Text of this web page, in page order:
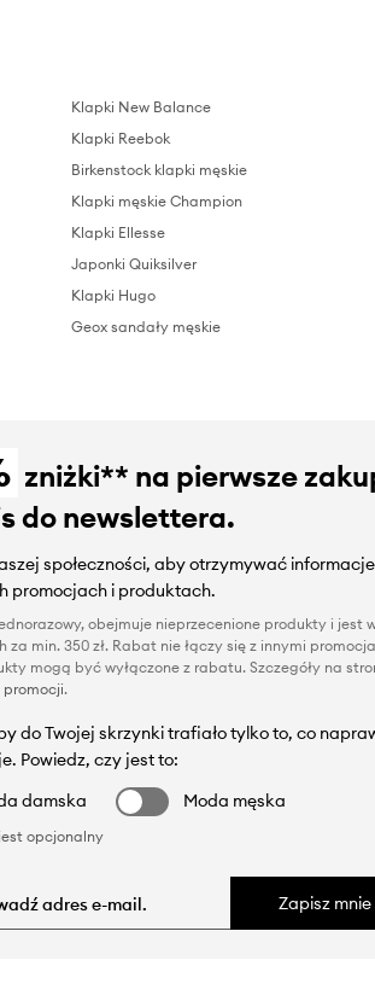
Klapki New Balance
Klapki Reebok
Birkenstock klapki męskie
Klapki męskie Champion
Klapki Ellesse
Japonki Quiksilver
Klapki Hugo
Geox sandały męskie
zniżki** na pierwsze
do newslettera.
społeczności, aby otrzymywać
promocjach i produktach.
obejmuje nieprzecenione produkty i jest
za min. 350 zł. Rabat nie łączy się z innymi
mogą być wyłączone z rabatu. Szczegóły na
promocji.
do Twojej skrzynki trafiało tylko to, co
Powiedz, czy jest to:
damska
Moda męska
opcjonalny
Zapisz mnie